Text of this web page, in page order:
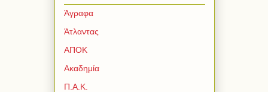
Άγραφα
Άτλαντας
ΑΠΟΚ
Ακαδημία
Π.Α.Κ.